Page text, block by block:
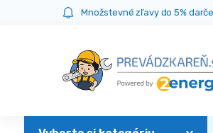
Množstevné zľavy do 5%